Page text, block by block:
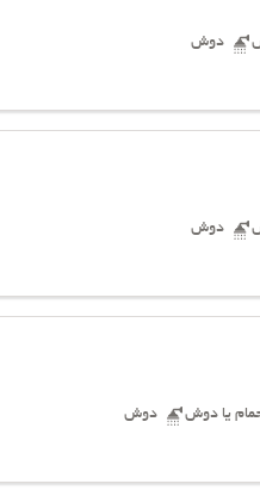
دوش
دوش
یا دوش دوش